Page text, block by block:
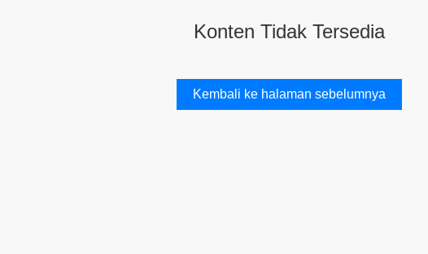
Konten Tidak Tersedia
Kembali ke halaman sebelumnya